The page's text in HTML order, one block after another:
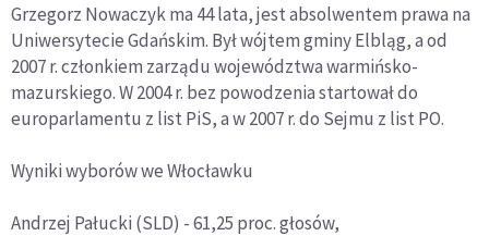
Grzegorz Nowaczyk ma 44 lata, jest absolwentem prawa na
Uniwersytecie Gdańskim. Był wójtem gminy Elbląg, a od
2007 r. członkiem zarządu województwa warmińsko-
mazurskiego. W 2004 r. bez powodzenia startował do
europarlamentu z list PiS, a w 2007 r. do Sejmu z list PO.
Wyniki wyborów we Włocławku
Andrzej Pałucki (SLD) - 61,25 proc. głosów,